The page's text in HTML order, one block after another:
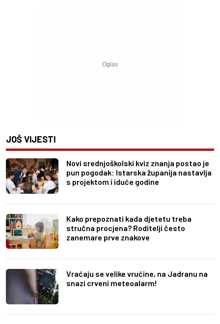
JOŠ VIJESTI
Novi srednjoškolski kviz znanja postao je
pun pogodak: Istarska županija nastavlja
s projektom i iduće godine
Kako prepoznati kada djetetu treba
stručna procjena? Roditelji često
zanemare prve znakove
Vraćaju se velike vrućine, na Jadranu na
snazi crveni meteoalarm!